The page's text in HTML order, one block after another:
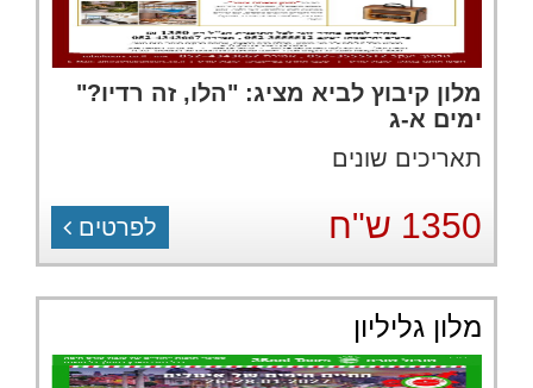
מלון קיבוץ לביא מציג: "הלו, זה רדיו?"
ימים א-ג
תאריכים שונים
1350 ש"ח לפרטים
מלון גליליון